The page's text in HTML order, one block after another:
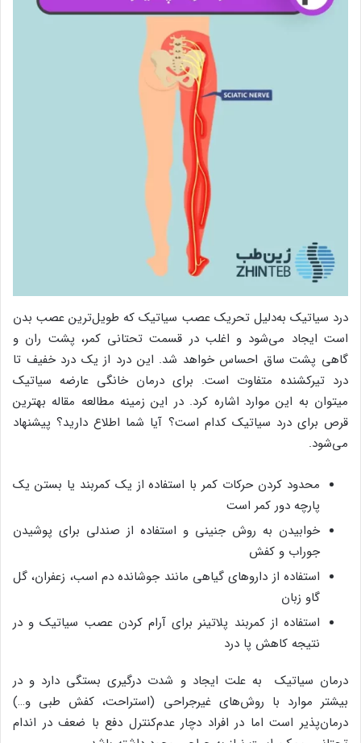
درد سیاتیک به‌دلیل تحریک عصب سیاتیک که طویل‌ترین عصب بدن
است ایجاد می‌شود و اغلب در قسمت تحتانی کمر، پشت ران و
گاهی پشت ساق احساس خواهد شد. این درد از یک درد خفیف تا
درد تیرکشنده متفاوت است. برای درمان خانگی عارضه سیاتیک
میتوان به این موارد اشاره کرد. در این زمینه مطالعه مقاله بهترین
قرص برای درد سیاتیک کدام است؟ آیا شما اطلاع دارید؟ پیشنهاد
می‌شود.
محدود کردن حرکات کمر با استفاده از یک کمربند یا بستن یک
پارچه دور کمر است
خوابیدن به روش جنینی و استفاده از صندلی برای پوشیدن
جوراب و کفش
استفاده از داروهای گیاهی مانند جوشانده دم اسب، زعفران، گل
گاو زبان
استفاده از کمربند پلاتینر برای آرام کردن عصب سیاتیک و در
نتیجه کاهش پا درد
درمان سیاتیک به علت ایجاد و شدت درگیری بستگی دارد و در
بیشتر موارد با روش‌های غیر‌جراحی (استراحت، کفش طبی و…)
درمان‌پذیر است اما در افراد دچار عدم‌کنترل دفع با ضعف در اندام